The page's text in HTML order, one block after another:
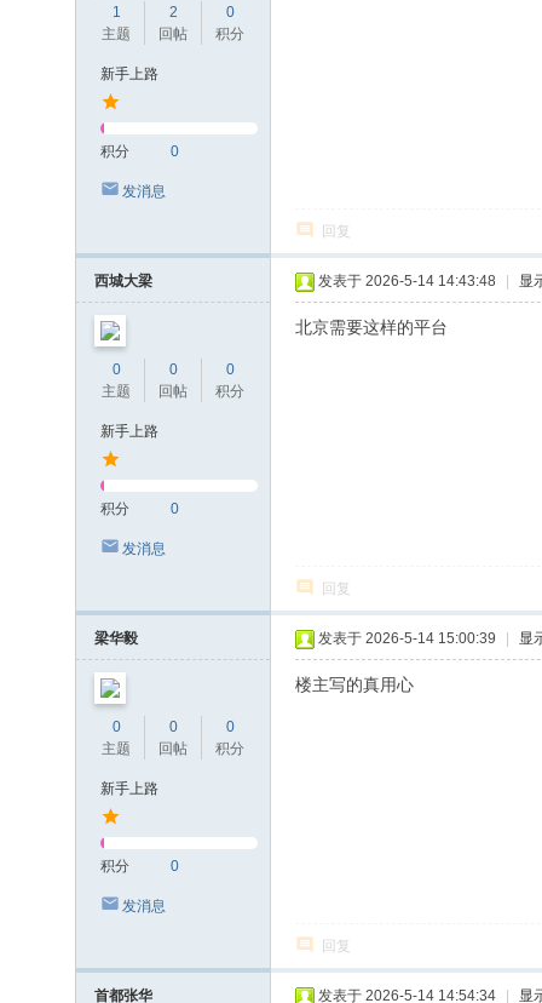
1
主题
2
回帖
0
积分
新手上路
积分 0
发消息
回复
西城大梁
0
主题
0
回帖
0
积分
新手上路
积分 0
发消息
发表于 2026-5-14 14:43:48 显
北京需要这样的平台
回复
梁华毅
0
主题
0
回帖
0
积分
新手上路
积分 0
发消息
发表于 2026-5-14 15:00:39 显
楼主写的真用心
回复
首都张华 发表于 2026-5-14 14:54:34 显